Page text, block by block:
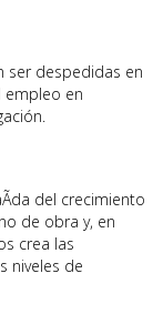
ser despedidas en
empleo en
del crecimiento
de obra y, en
crea las
niveles de